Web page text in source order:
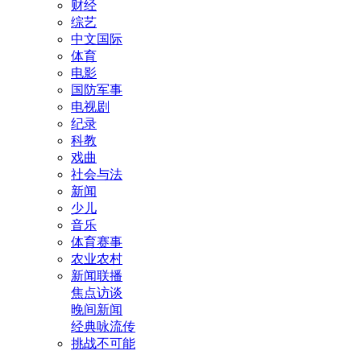
财经
综艺
中文国际
体育
电影
国防军事
电视剧
纪录
科教
戏曲
社会与法
新闻
少儿
音乐
体育赛事
农业农村
新闻联播
焦点访谈
晚间新闻
经典咏流传
挑战不可能